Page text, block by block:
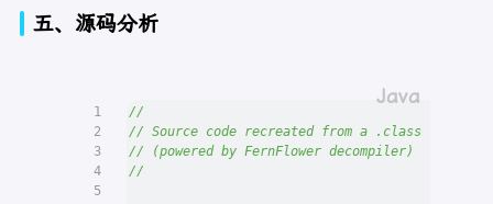
五、源码分析
1
2
3
4
5
//
// Source code recreated from a .class file by
// (powered by FernFlower decompiler)
//